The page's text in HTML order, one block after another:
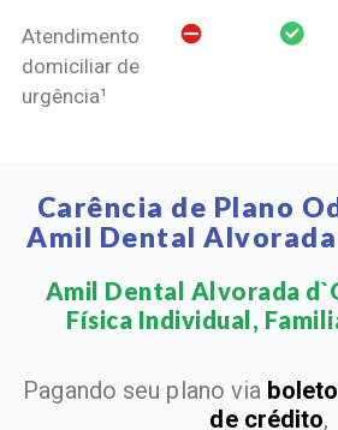
Atendimento
domiciliar de
urgência¹
Carência de Plano
Amil Dental Alvorada
Amil Dental Alvorada
Física Individual,
Pagando seu plano via
de crédito,